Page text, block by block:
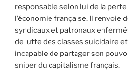
responsable selon lui de la
l’économie française. Il renvoie
syndicaux et patronaux
de lutte des classes suicidaire et
incapable de partager son
sniper du capitalisme français.